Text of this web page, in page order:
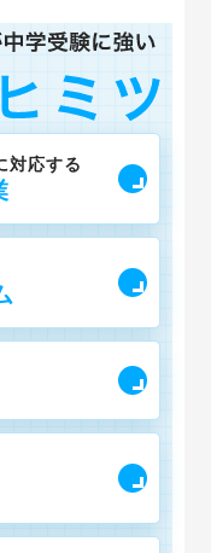
対応する